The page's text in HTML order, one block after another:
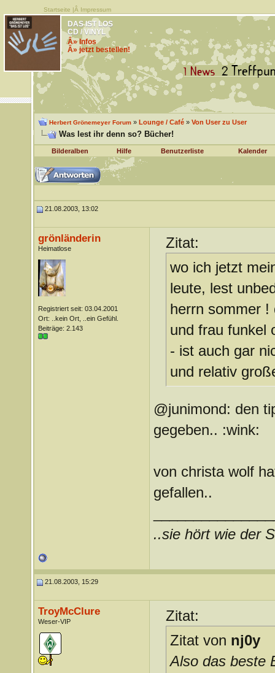
Startseite |Â Impressum
DAS IST LOS
CD / VINYL
Â» Infos
Â» jetzt bestellen!
Herbert Grönemeyer Forum» Lounge / Café» Von User zu User
Was lest ihr denn so? Bücher!
Bilderalben Hilfe Benutzerliste Kalender
21.08.2003, 13:02
grönländerin
Heimatlose
Registriert seit: 03.04.2001
Ort: ..kein Ort, ..ein Gefühl.
Beiträge: 2.143
Zitat:
wo ich jetzt
leute, lest
herrn sommer !
und frau funkel
- ist auch gar
und relativ
@junimond: den
gegeben.. :wink:
von christa wolf
gefallen..
..sie hört wie der
21.08.2003, 15:29
TroyMcClure
Weser-VIP
Zitat:
Zitat von nj0y
Also das beste